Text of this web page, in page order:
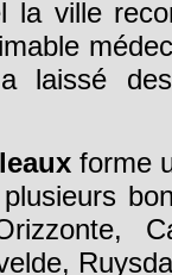
la ville
laissé
forme